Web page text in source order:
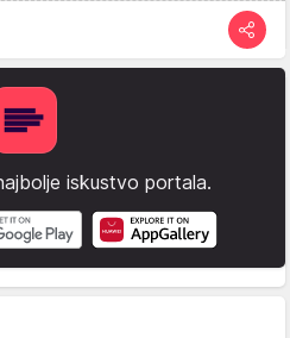
iskustvo portala.